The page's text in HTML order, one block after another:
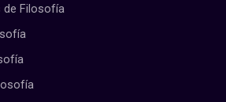
de Filosofía